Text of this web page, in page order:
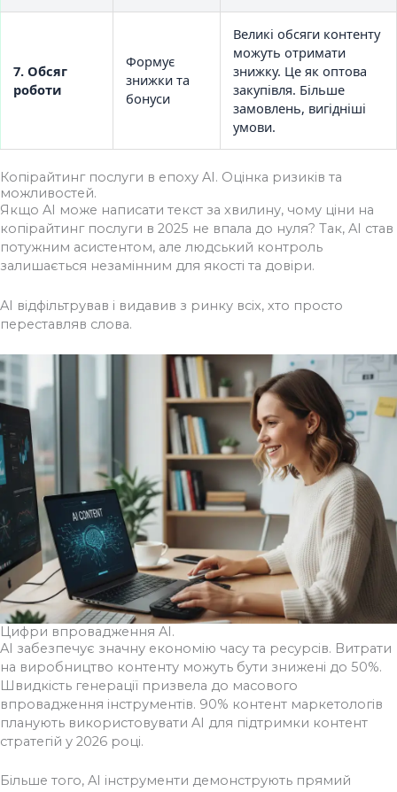
7. Обсяг
роботи
Формує
знижки та
бонуси
Великі обсяги контенту
можуть отримати
знижку. Це як оптова
закупівля. Більше
замовлень, вигідніші
умови.
Копірайтинг послуги в епоху AI. Оцінка ризиків та
можливостей.
Якщо AI може написати текст за хвилину, чому ціни на
копірайтинг послуги в 2025 не впала до нуля? Так, AI став
потужним асистентом, але людський контроль
залишається незамінним для якості та довіри.
AI відфільтрував і видавив з ринку всіх, хто просто
переставляв слова.
Цифри впровадження AI.
AI забезпечує значну економію часу та ресурсів. Витрати
на виробництво контенту можуть бути знижені до 50%.
Швидкість генерації призвела до масового
впровадження інструментів. 90% контент маркетологів
планують використовувати AI для підтримки контент
стратегій у 2026 році.
Більше того, AI інструменти демонструють прямий